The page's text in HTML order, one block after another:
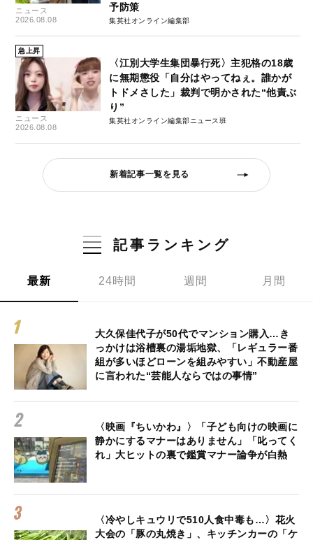
ニュース
2026.08.08
予防策
集英社オンライン編集部
急上昇
ニュース
2026.08.08
〈江別大学生集団暴行死〉主犯格の18歳
に無期懲役「自分はやってねぇ。誰かが
トドメさした」裁判で明かされた“他責ぶ
り”
集英社オンライン編集部ニュース班
新着記事一覧を見る
記事ランキング
最新 24時間 週間 月間
大久保佳代子が50代でマンション購入…き
っかけは浴槽裏の湯垢地獄、「レギュラー番
組が多いほどローンを組みやすい」不動産屋
に言われた“芸能人ならではの事情”
〈映画『ちいかわ』〉「子ども向けの映画に
静かにするマナーはありません」「叱ってく
れ」大ヒットの裏で鑑賞マナー論争が白熱
〈冷やしキュウリで510人食中毒も…〉花火
大会の「豚の丸焼き」、キッチンカーの「ケ